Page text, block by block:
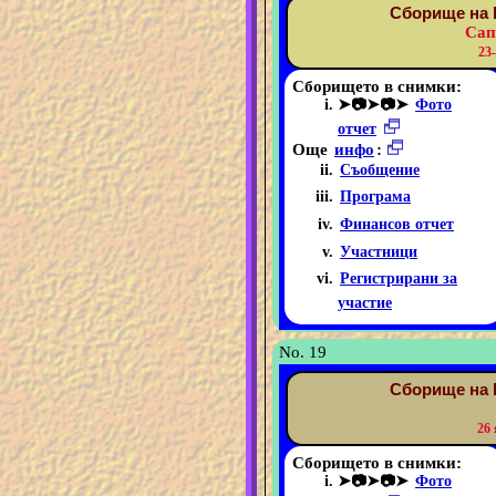
Сборище на
Сборището в снимки:
➤📷➤📷➤ Фото
отчет
Още инфо :
Съобщение
Програма
Финансов отчет
Участници
Регистрирани за
участие
No. 19
Сборище на
26
Сборището в снимки:
➤📷➤📷➤ Фото